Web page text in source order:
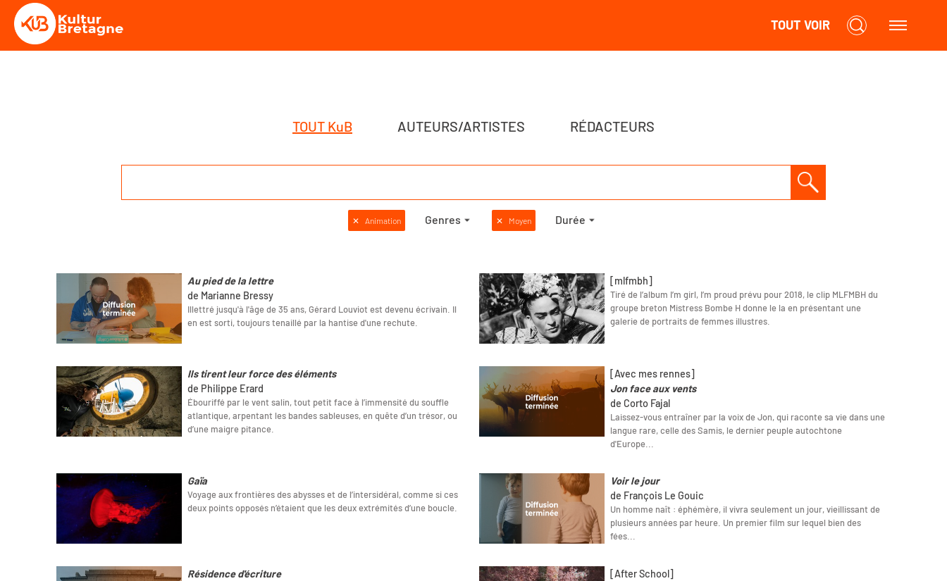
TOUT VOIR
TOUT KuB AUTEURS/ARTISTES RÉDACTEURS
✕ Animation Genres ✕ Moyen Durée
Au pied de la lettre
de Marianne Bressy
Illettré jusqu'à l'âge de 35 ans, Gérard Louviot est devenu écrivain. Il
en est sorti, toujours tenaillé par la hantise d'une rechute.
[mlfmbh]
Tiré de l’album I’m girl, I’m proud prévu pour 2018, le clip MLFMBH du
groupe breton Mistress Bombe H donne le la en présentant une
galerie de portraits de femmes illustres.
Ils tirent leur force des éléments
de Philippe Erard
Ébouriffé par le vent salin, tout petit face à l’immensité du souffle
atlantique, arpentant les bandes sableuses, en quête d’un trésor, ou
d’une maigre pitance.
[Avec mes rennes]
Jon face aux vents
de Corto Fajal
Laissez-vous entraîner par la voix de Jon, qui raconte sa vie dans une
langue rare, celle des Samis, le dernier peuple autochtone
d'Europe...
Gaïa
Voyage aux frontières des abysses et de l’intersidéral, comme si ces
deux points opposés n’étaient que les deux extrémités d’une boucle.
Voir le jour
de François Le Gouic
Un homme naît : éphémère, il vivra seulement un jour, vieillissant de
plusieurs années par heure. Un premier film sur lequel bien des
fées...
Résidence d'écriture
[After School]